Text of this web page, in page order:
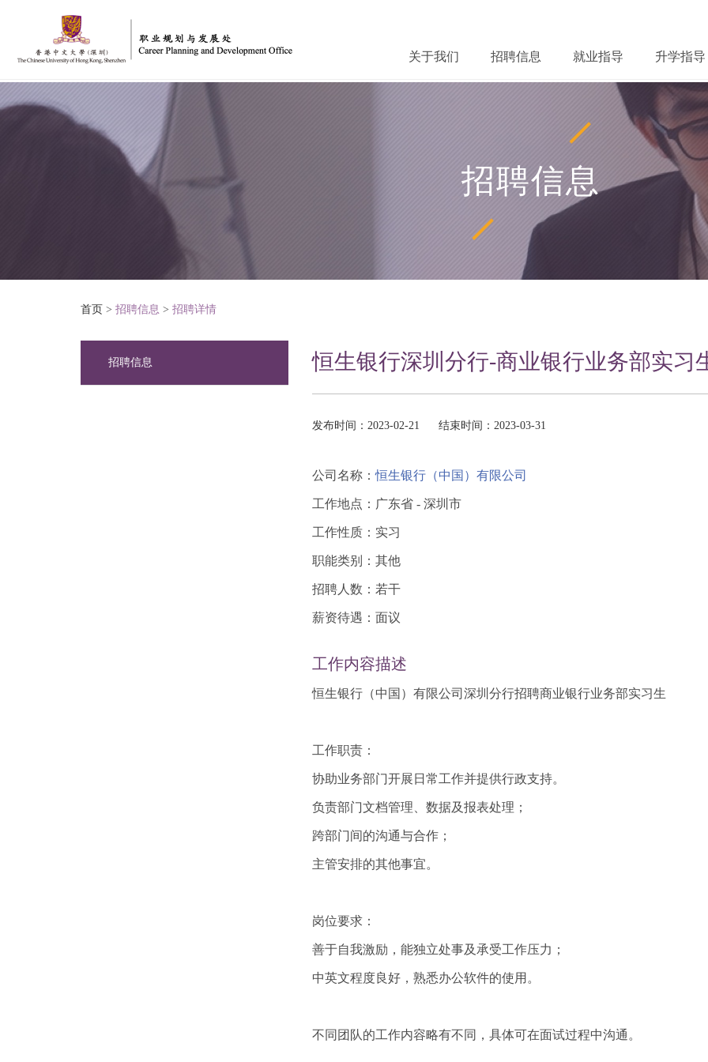
关于我们 招聘信息 就业指导 升学指导
招聘信息
首页 > 招聘信息 > 招聘详情
招聘信息 恒生银行深圳分行-商业银行业务部实习
发布时间：2023-02-21 结束时间：2023-03-31
公司名称：恒生银行（中国）有限公司
工作地点：广东省 - 深圳市
工作性质：实习
职能类别：其他
招聘人数：若干
薪资待遇：面议
工作内容描述
恒生银行（中国）有限公司深圳分行招聘商业银行业务部实习生
工作职责：
协助业务部门开展日常工作并提供行政支持。
负责部门文档管理、数据及报表处理；
跨部门间的沟通与合作；
主管安排的其他事宜。
岗位要求：
善于自我激励，能独立处事及承受工作压力；
中英文程度良好，熟悉办公软件的使用。
不同团队的工作内容略有不同，具体可在面试过程中沟通。